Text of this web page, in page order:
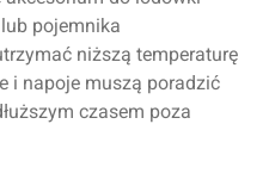
pojemnika
niższą temperaturę
i napoje muszą poradzić
czasem poza